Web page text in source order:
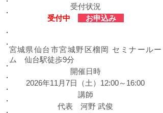
受付状況
​受付中
お申込み
2026年11月7日（土）12:00～16:00
宮城県仙台市宮城野区榴岡 セミナールー
ム 仙台駅徒歩9分
​開催日時
​講師
代表 河野 武俊